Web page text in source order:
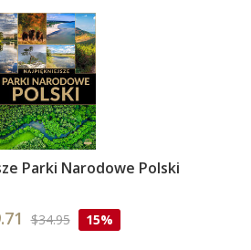
Parki Narodowe Polski
$34.95 15%